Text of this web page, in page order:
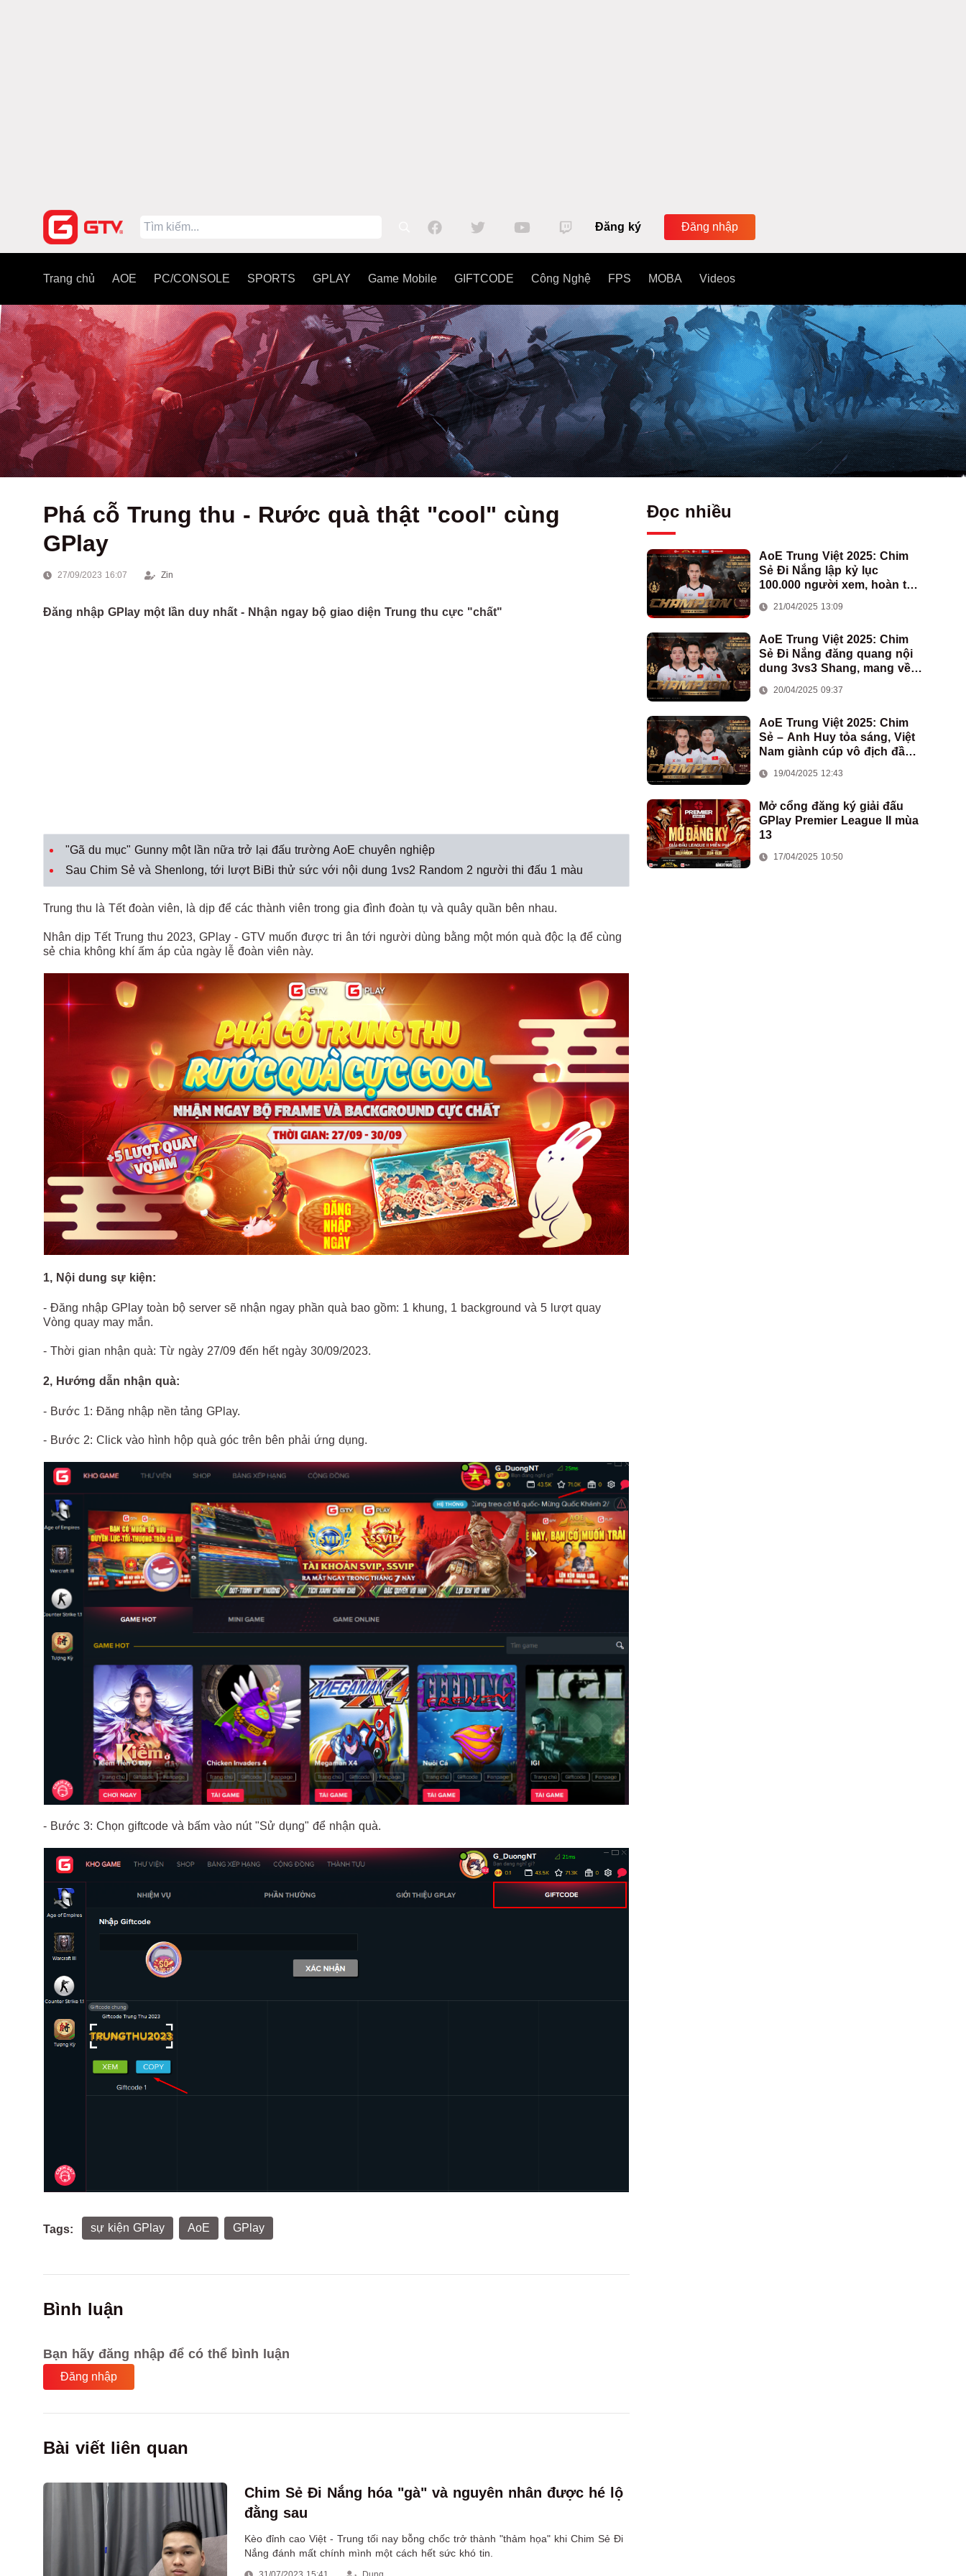
Đăng ký Đăng nhập
Trang chủ AOE PC/CONSOLE SPORTS GPLAY Game Mobile GIFTCODE Công Nghệ FPS MOBA Videos
Phá cỗ Trung thu - Rước quà thật "cool" cùng
GPlay
27/09/2023 16:07 Zin
Đăng nhập GPlay một lần duy nhất - Nhận ngay bộ giao diện Trung thu cực "chất"
"Gã du mục" Gunny một lần nữa trở lại đấu trường AoE chuyên nghiệp
Sau Chim Sẻ và Shenlong, tới lượt BiBi thử sức với nội dung 1vs2 Random 2 người thi đấu 1 màu
Trung thu là Tết đoàn viên, là dịp để các thành viên trong gia đình đoàn tụ và quây quần bên nhau.
Nhân dịp Tết Trung thu 2023, GPlay - GTV muốn được tri ân tới người dùng bằng một món quà độc lạ để cùng
sẻ chia không khí ấm áp của ngày lễ đoàn viên này.
1, Nội dung sự kiện:
- Đăng nhập GPlay toàn bộ server sẽ nhận ngay phần quà bao gồm: 1 khung, 1 background và 5 lượt quay
Vòng quay may mắn.
- Thời gian nhận quà: Từ ngày 27/09 đến hết ngày 30/09/2023.
2, Hướng dẫn nhận quà:
- Bước 1: Đăng nhập nền tảng GPlay.
- Bước 2: Click vào hình hộp quà góc trên bên phải ứng dụng.
- Bước 3: Chọn giftcode và bấm vào nút "Sử dụng" để nhận quà.
Tags: sự kiện GPlay AoE GPlay
Bình luận
Bạn hãy đăng nhập để có thể bình luận
Đăng nhập
Bài viết liên quan
Chim Sẻ Đi Nắng hóa "gà" và nguyên nhân được hé lộ
đằng sau
Kèo đỉnh cao Việt - Trung tối nay bỗng chốc trở thành "thảm họa" khi Chim Sẻ Đi
Nắng đánh mất chính mình một cách hết sức khó tin.
Đọc nhiều
AoE Trung Việt 2025: Chim
Sẻ Đi Nắng lập kỷ lục
100.000 người xem, hoàn tất
Việt Nam
21/04/2025 13:09
AoE Trung Việt 2025: Chim
Sẻ Đi Nắng đăng quang nội
dung 3vs3 Shang, mang về
đoàn AoE Việt Nam
20/04/2025 09:37
AoE Trung Việt 2025: Chim
Sẻ – Anh Huy tỏa sáng, Việt
Nam giành cúp vô địch đầu
19/04/2025 12:43
Mở cổng đăng ký giải đấu
GPlay Premier League II mùa
13
17/04/2025 10:50